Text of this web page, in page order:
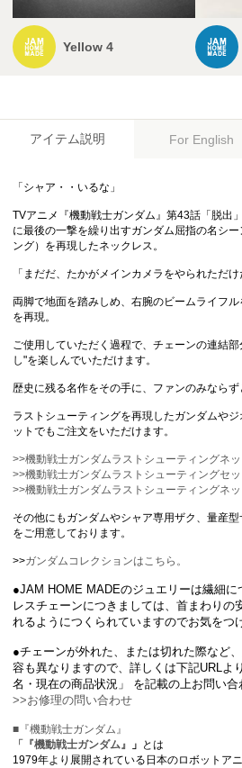
Yellow 4
アイテム説明 For English
「シャア・・いるな」
TVアニメ『機動戦士ガンダム』第43話「脱出
に最後の一撃を繰り出すガンダム屈指の名シ
ング）を再現したネックレス。
「まだだ、たかがメインカメラをやられただけ
両脚で地面を踏みしめ、右腕のビームライフ
を再現。
ご使用していただく過程で、チェーンの連結
し"を楽しんでいただけます。
歴史に残る名作をその手に、ファンのみならず
ラストシューティングを再現したガンダムや
ットでもご注文をいただけます。
>>機動戦士ガンダムラストシューティングネ
>>機動戦士ガンダムラストシューティングセ
>>機動戦士ガンダムラストシューティングネ
その他にもガンダムやシャア専用ザク、量産
をご用意しております。
>>ガンダムコレクションはこちら。
●JAM HOME MADEのジュエリーは繊細に
レスチェーンにつきましては、首まわりの
れるようにつくられていますのでお気をつ
●チェーンが外れた、または切れた際など
容も異なりますので、詳しくは下記URLよ
名・現在の商品状況」 を記載の上お問い合
>>お修理の問い合わせ
■『機動戦士ガンダム』
「
『機動戦士ガンダム』 」 とは
1979年より展開されている日本のロボットア